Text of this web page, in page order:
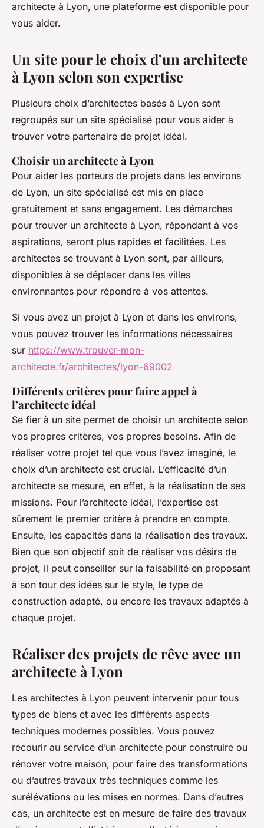
architecte à Lyon, une plateforme est disponible pour
vous aider.
Un site pour le choix d’un architecte
à Lyon selon son expertise
Plusieurs choix d’architectes basés à Lyon sont
regroupés sur un site spécialisé pour vous aider à
trouver votre partenaire de projet idéal.
Choisir un architecte à Lyon
Pour aider les porteurs de projets dans les environs
de Lyon, un site spécialisé est mis en place
gratuitement et sans engagement. Les démarches
pour trouver un architecte à Lyon, répondant à vos
aspirations, seront plus rapides et facilitées. Les
architectes se trouvant à Lyon sont, par ailleurs,
disponibles à se déplacer dans les villes
environnantes pour répondre à vos attentes.
Si vous avez un projet à Lyon et dans les environs,
vous pouvez trouver les informations nécessaires
sur https://www.trouver-mon-
architecte.fr/architectes/lyon-69002
Différents critères pour faire appel à
l’architecte idéal
Se fier à un site permet de choisir un architecte selon
vos propres critères, vos propres besoins. Afin de
réaliser votre projet tel que vous l’avez imaginé, le
choix d’un architecte est crucial. L’efficacité d’un
architecte se mesure, en effet, à la réalisation de ses
missions. Pour l’architecte idéal, l’expertise est
sûrement le premier critère à prendre en compte.
Ensuite, les capacités dans la réalisation des travaux.
Bien que son objectif soit de réaliser vos désirs de
projet, il peut conseiller sur la faisabilité en proposant
à son tour des idées sur le style, le type de
construction adapté, ou encore les travaux adaptés à
chaque projet.
Réaliser des projets de rêve avec un
architecte à Lyon
Les architectes à Lyon peuvent intervenir pour tous
types de biens et avec les différents aspects
techniques modernes possibles. Vous pouvez
recourir au service d’un architecte pour construire ou
rénover votre maison, pour faire des transformations
ou d’autres travaux très techniques comme les
surélévations ou les mises en normes. Dans d’autres
cas, un architecte est en mesure de faire des travaux